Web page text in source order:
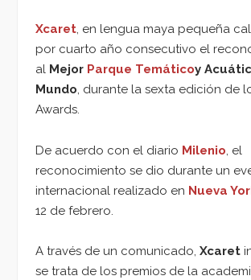
Xcaret, en lengua maya pequeña
por cuarto año consecutivo el
al Mejor Parque Temáticoy
Mundo, durante la sexta edición de
Awards.
De acuerdo con el diario Milenio , el
reconocimiento se dio durante un
internacional realizado en Nueva
12 de febrero.
A través de un comunicado, Xcaret
se trata de los premios de la